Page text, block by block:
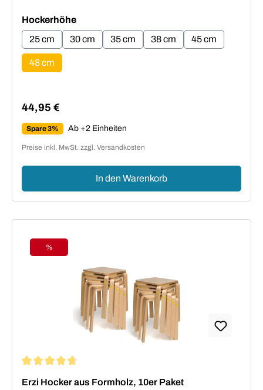
Hockerhöheauswählen
25 cm
30 cm 35 cm 38 cm 45 cm
48 cm
Regulärer Preis:
44,95 €
Spare 3% Ab +2 Einheiten
Preise inkl. MwSt. zzgl. Versandkosten
In den Warenkorb
Rabatt
%
Erzi Hocker aus Formholz, 10er Paket